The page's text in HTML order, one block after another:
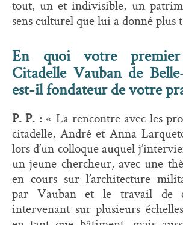
tout, un et indivisible, un
sens culturel que lui a donné plus
En quoi votre
Citadelle Vauban de
est-il fondateur de votre
P. P. :« La rencontre avec les
citadelle, André et Anna
lors d’un colloque auquel
un jeune chercheur, avec une
en cours sur l’architecture
par Vauban et le travail de
intervenant sur plusieurs